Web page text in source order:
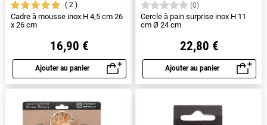
2
Cadre à mousse inox H 4,5 cm 26
x 26 cm
16,90 €
Ajouter au panier
Aperçu rapide
(0)
Cercle à pain surprise inox H 11
cm Ø 24 cm
22,80 €
Ajouter au panier
Aperçu rapide